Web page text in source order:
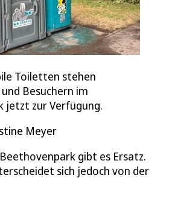
Toiletten stehen
Besuchern im
jetzt zur Verfügung.
Meyer
gibt es Ersatz.
sich jedoch von der